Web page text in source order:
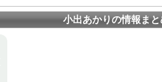
小出あかりの情報まと